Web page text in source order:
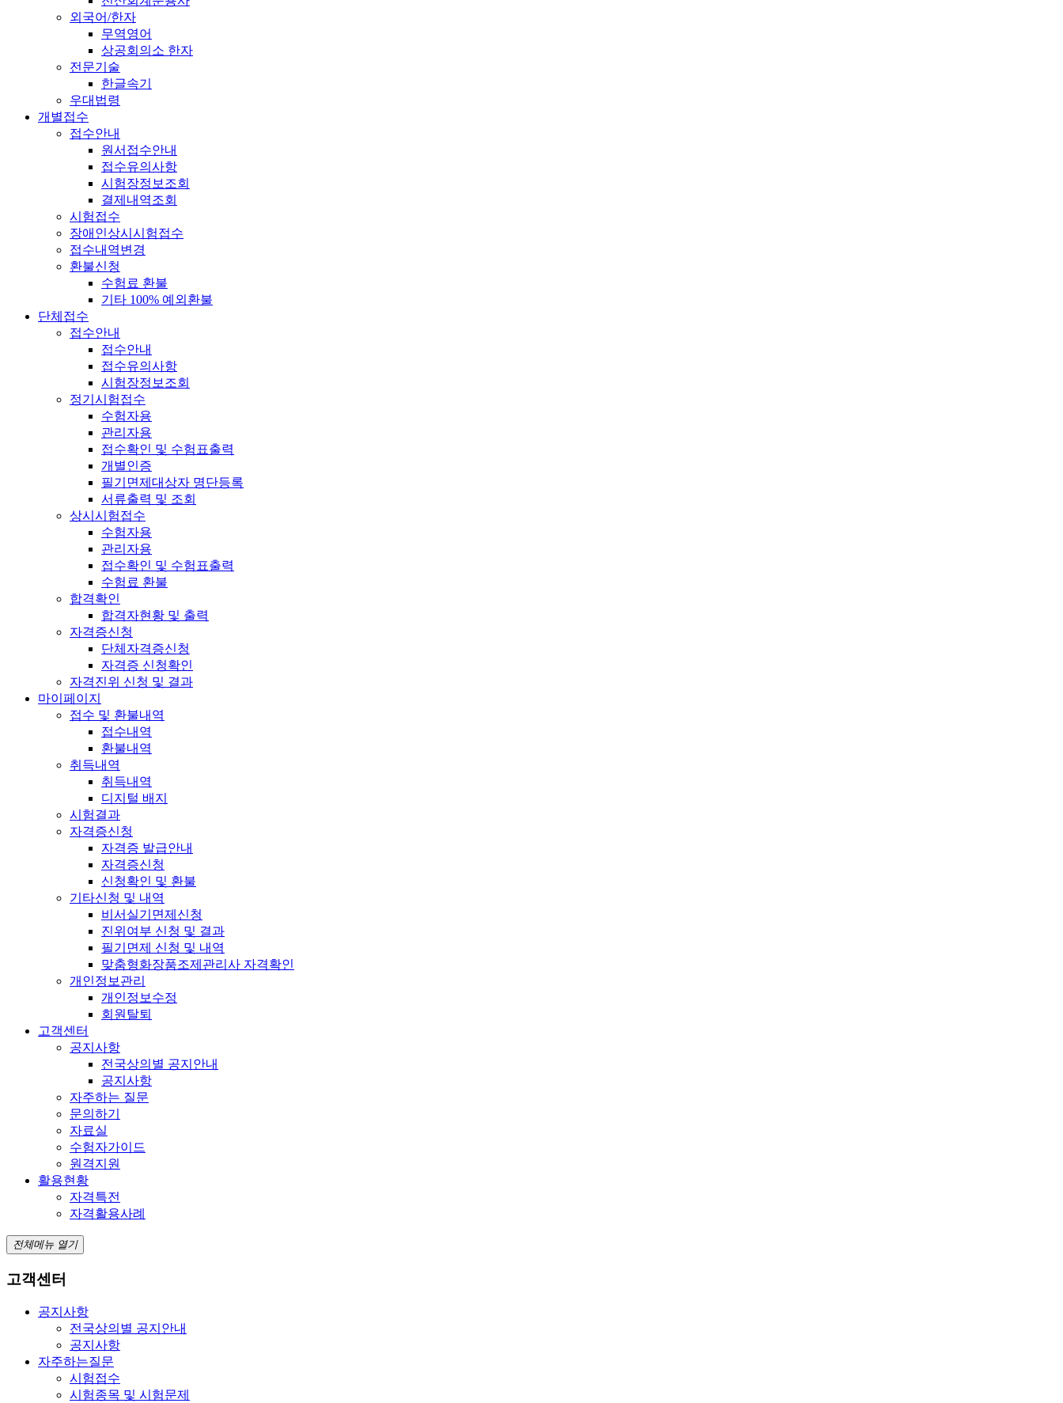
외국어/한자
무역영어
상공회의소 한자
전문기술
한글속기
우대법령
개별접수
접수안내
원서접수안내
접수유의사항
시험장정보조회
결제내역조회
시험접수
장애인상시시험접수
접수내역변경
환불신청
수험료 환불
기타 100% 예외환불
단체접수
접수안내
접수안내
접수유의사항
시험장정보조회
정기시험접수
수험자용
관리자용
접수확인 및 수험표출력
개별인증
필기면제대상자 명단등록
서류출력 및 조회
상시시험접수
수험자용
관리자용
접수확인 및 수험표출력
수험료 환불
합격확인
합격자현황 및 출력
자격증신청
단체자격증신청
자격증 신청확인
자격진위 신청 및 결과
마이페이지
접수 및 환불내역
접수내역
환불내역
취득내역
취득내역
디지털 배지
시험결과
자격증신청
자격증 발급안내
자격증신청
신청확인 및 환불
기타신청 및 내역
비서실기면제신청
진위여부 신청 및 결과
필기면제 신청 및 내역
맞춤형화장품조제관리사 자격확인
개인정보관리
개인정보수정
회원탈퇴
고객센터
공지사항
전국상의별 공지안내
공지사항
자주하는 질문
문의하기
자료실
수험자가이드
원격지원
활용현황
자격특전
자격활용사례
전체메뉴 열기
고객센터
공지사항
전국상의별 공지안내
공지사항
자주하는질문
시험접수
시험종목 및 시험문제